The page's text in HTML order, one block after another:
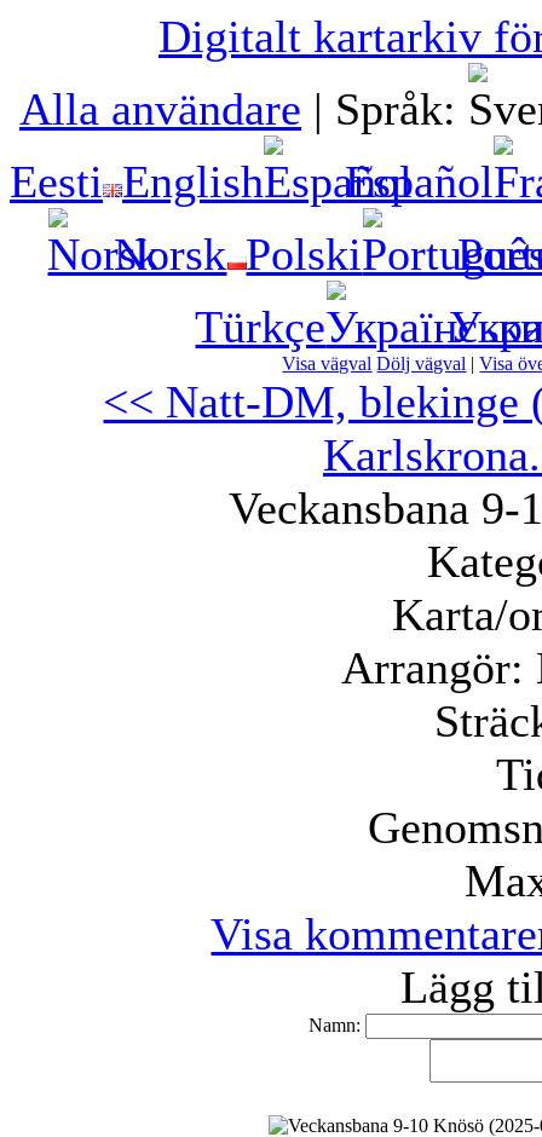
Digitalt kartarkiv
Alla användare | Språk:
Eesti English
Español
Norsk Polski
Türkçe
Visa vägval Dölj vägval | Visa
<< Natt-DM, blekinge
Veckansbana
Karta/
Arrangör:
Visa
Lägg
Namn: